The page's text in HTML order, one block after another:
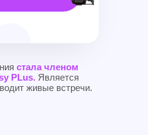
стала членом
PLus. Является
живые встречи.